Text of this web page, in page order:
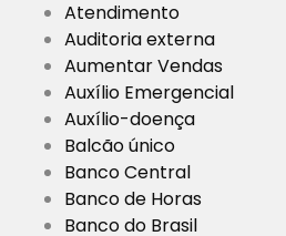
Atendimento
Auditoria externa
Aumentar Vendas
Auxílio Emergencial
Auxílio-doença
Balcão único
Banco Central
Banco de Horas
Banco do Brasil